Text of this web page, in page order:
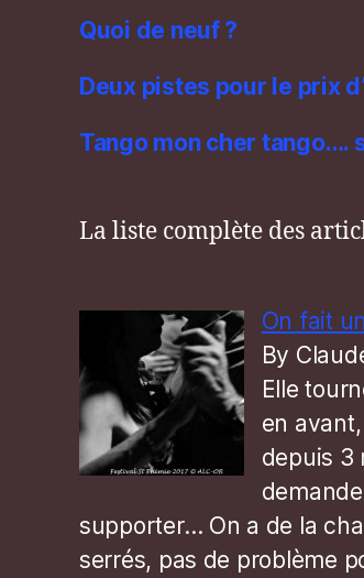
Quoi de neuf ?
Deux pistes pour le prix
Tango mon cher tango….
La liste complète des
On fait
By
Elle
en
depuis 3
supporter… On a de la
serrés, pas de problème